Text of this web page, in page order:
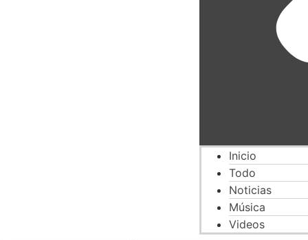
Inicio
Todo
Noticias
Música
Videos